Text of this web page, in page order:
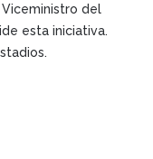
del
esta iniciativa.